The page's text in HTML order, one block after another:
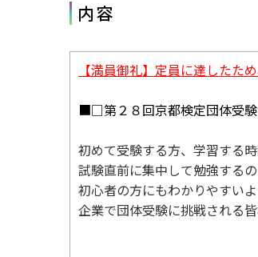
内容
【満員御礼】定員に達したた
■□第２８回京都検定団体受
初めて受験する方、学習する
試験直前に集中して勉強するの
初心者の方にもわかりやすい
企業で団体受験に挑戦される